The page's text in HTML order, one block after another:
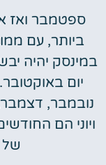
ספטמבר ואז
ביותר, עם
יום באוקטובר.
נובמבר,
ויוני הם
של 2 עד 3 אינץ 'לחודש.